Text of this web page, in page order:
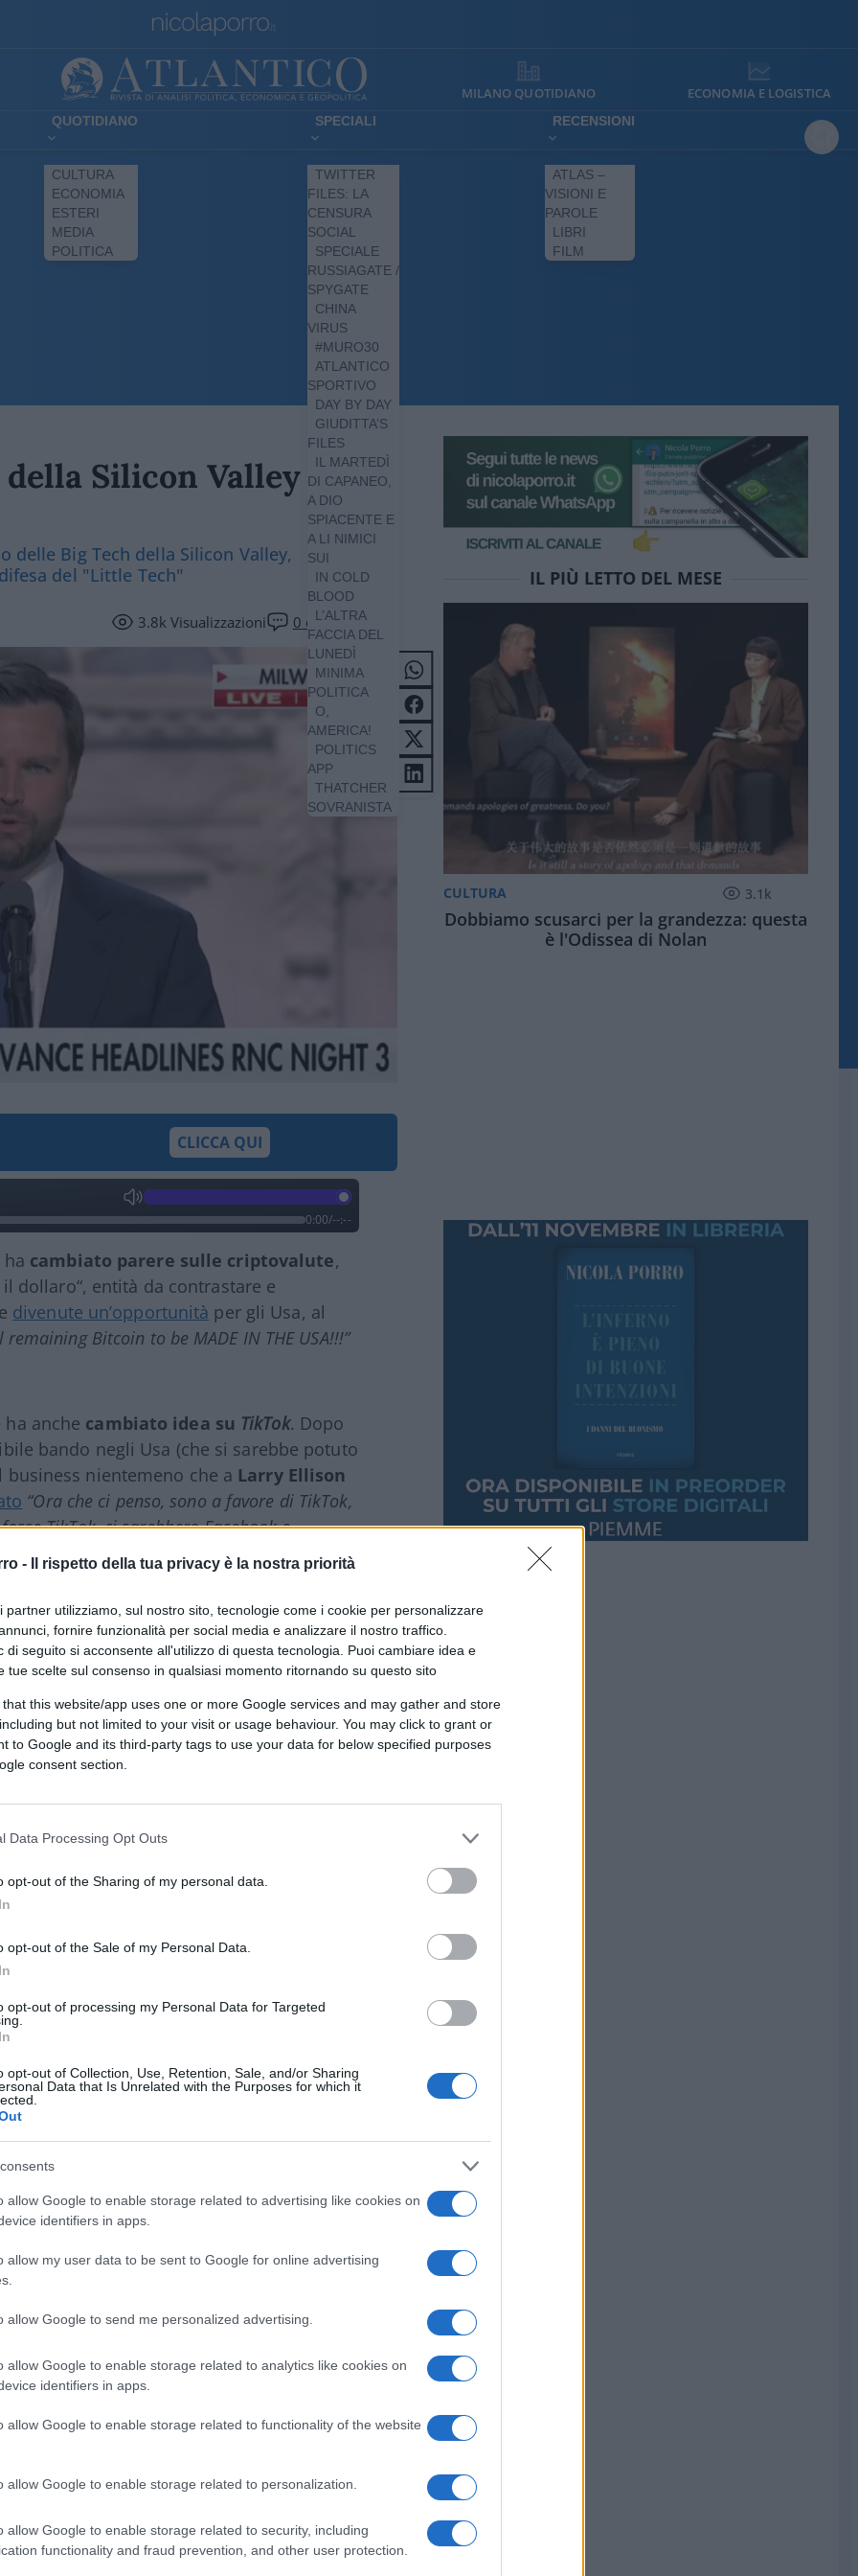
- Il rispetto della tua privacy è la nostra priorità
partner utilizziamo, sul nostro sito, tecnologie come i cookie per personalizzare
fornire funzionalità per social media e analizzare il nostro traffico.
di seguito si acconsente all'utilizzo di questa tecnologia. Puoi cambiare idea e
tue scelte sul consenso in qualsiasi momento ritornando su questo sito
that this website/app uses one or more Google services and may gather and store
but not limited to your visit or usage behaviour. You may click to grant or
to Google and its third-party tags to use your data for below specified purposes
consent section.
Data Processing Opt Outs
opt-out of the Sharing of my personal data.
opt-out of the Sale of my Personal Data.
opt-out of processing my Personal Data for Targeted
opt-out of Collection, Use, Retention, Sale, and/or Sharing
Data that Is Unrelated with the Purposes for which it
allow Google to enable storage related to advertising like cookies on
identifiers in apps.
allow my user data to be sent to Google for online advertising
allow Google to send me personalized advertising.
allow Google to enable storage related to analytics like cookies on
identifiers in apps.
allow Google to enable storage related to functionality of the website
allow Google to enable storage related to personalization.
allow Google to enable storage related to security, including
functionality and fraud prevention, and other user protection.
MILANO QUOTIDIANO ECONOMIA E LOGISTICA
QUOTIDIANO
CULTURA
ECONOMIA
ESTERI
MEDIA
POLITICA
SPECIALI
TWITTER
FILES: LA
CENSURA
SOCIAL
SPECIALE
RUSSIAGATE /
SPYGATE
CHINA
VIRUS
#MURO30
ATLANTICO
SPORTIVO
DAY BY DAY
GIUDITTA’S
FILES
IL MARTEDÌ
DI CAPANEO,
A DIO
SPIACENTE E
A LI NIMICI
SUI
IN COLD
BLOOD
L’ALTRA
FACCIA DEL
LUNEDÌ
MINIMA
POLITICA
O,
AMERICA!
POLITICS
APP
THATCHER
SOVRANISTA
RECENSIONI
ATLAS –
VISIONI E
PAROLE
LIBRI
FILM
Silicon Valley
Big Tech della Silicon Valley,
del "Little Tech"
3.8k Visualizzazioni 0 commenti
CLICCA QUI
0:00/--:--
ha cambiato parere sulle criptovalute,
dollaro“, entità da contrastare e
divenute un’opportunità per gli Usa, al
remaining Bitcoin to be MADE IN THE USA!!!”
ha anche cambiato idea su TikTok. Dopo
bando negli Usa (che si sarebbe potuto
nientemeno che a Larry Ellison
“Ora che ci penso, sono a favore di TikTok,
TikTok, ci sarebbero Facebook e
di Bloomberg, ndr), è Zuckerberg”
facendo il bello e il cattivo
Possibile, ma c’èun’altra ipotesi
vicepresidente,J.D. Vance. Uno che
presidente, tanto probabilmente da
della figura di Vance con un
Oggi vorremmo però aggiungere un
passato che potremmo definire “da
è impressionante. Nel 2020 ha fondato
sede in Ohio, attirando investitori del
Musk, nonché il primo investitore in
il
E Schmidt è stato per molti anni ceo
si è ulteriormente rafforzata
campagnaper il Senato nel 2022.
di Vance inRumble, una piattaforma
forse praticamente assente: e “infatti”
si definisce “immune alla
alla fine del 2023, dimostrando il
con valori conservatori.
IL PIÙ LETTO DEL MESE
CULTURA 3.1k
Dobbiamo scusarci per la grandezza: questa
è l'Odissea di Nolan